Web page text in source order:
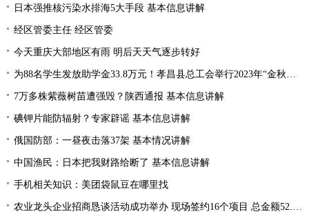
日本强推核污染水排海5大手段 基本信息讲解
经区管委主任 经区管委
今天重庆大部地区有雨 明后天天气逐步转好
为88名学生发放助学金33.8万元！孝昌县总工会举行2023年“金秋助学”活动
7万多株紫薇树苗遭强毁？陕西通报 基本信息讲解
碘钾片能防辐射？专家辟谣 基本信息讲解
俄国防部：一昼夜击落37架 基本情况讲解
中国渔民：日本把我财路给断了 基本信息讲解
手机相关知识：美团袋鼠豆在哪里找
农业龙头企业招商恳谈活动成功举办 现场签约16个项目 总金额52.1亿元